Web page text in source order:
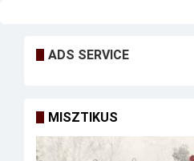
ADS SERVICE
MISZTIKUS